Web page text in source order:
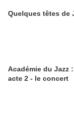
Quelques têtes de
Académie du Jazz
acte 2 - le concert